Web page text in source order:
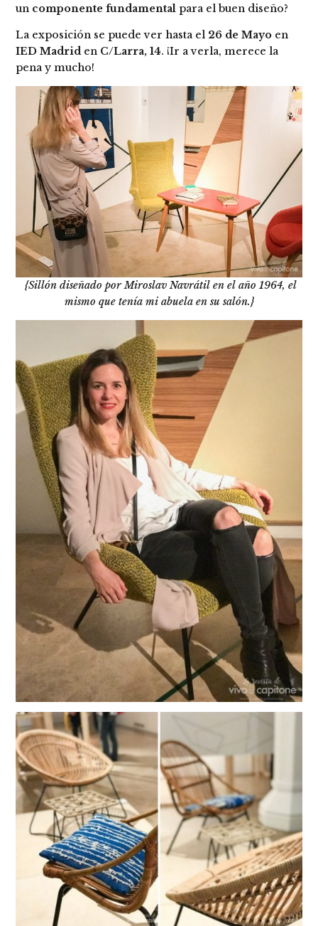
un componente fundamental para el buen diseño?
La exposición se puede ver hasta el 26 de Mayo en
IED Madrid en C/Larra, 14. ¡Ir a verla, merece la
pena y mucho!
{Sillón diseñado por Miroslav Navrátil en el año 1964, el
mismo que tenía mi abuela en su salón.}